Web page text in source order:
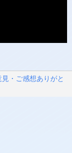
・ご感想ありがと